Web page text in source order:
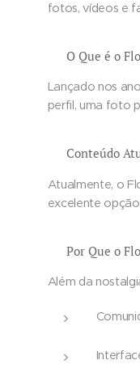
fotos, vídeos e
📸 O Que é o
Lançado nos
perfil, uma foto
🎥 Conteúdo
Atualmente, o
excelente
🚀 Por Que o
Além da